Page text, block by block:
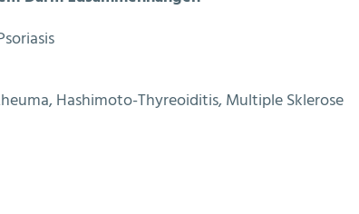
Hashimoto-Thyreoiditis, Multiple Sklerose